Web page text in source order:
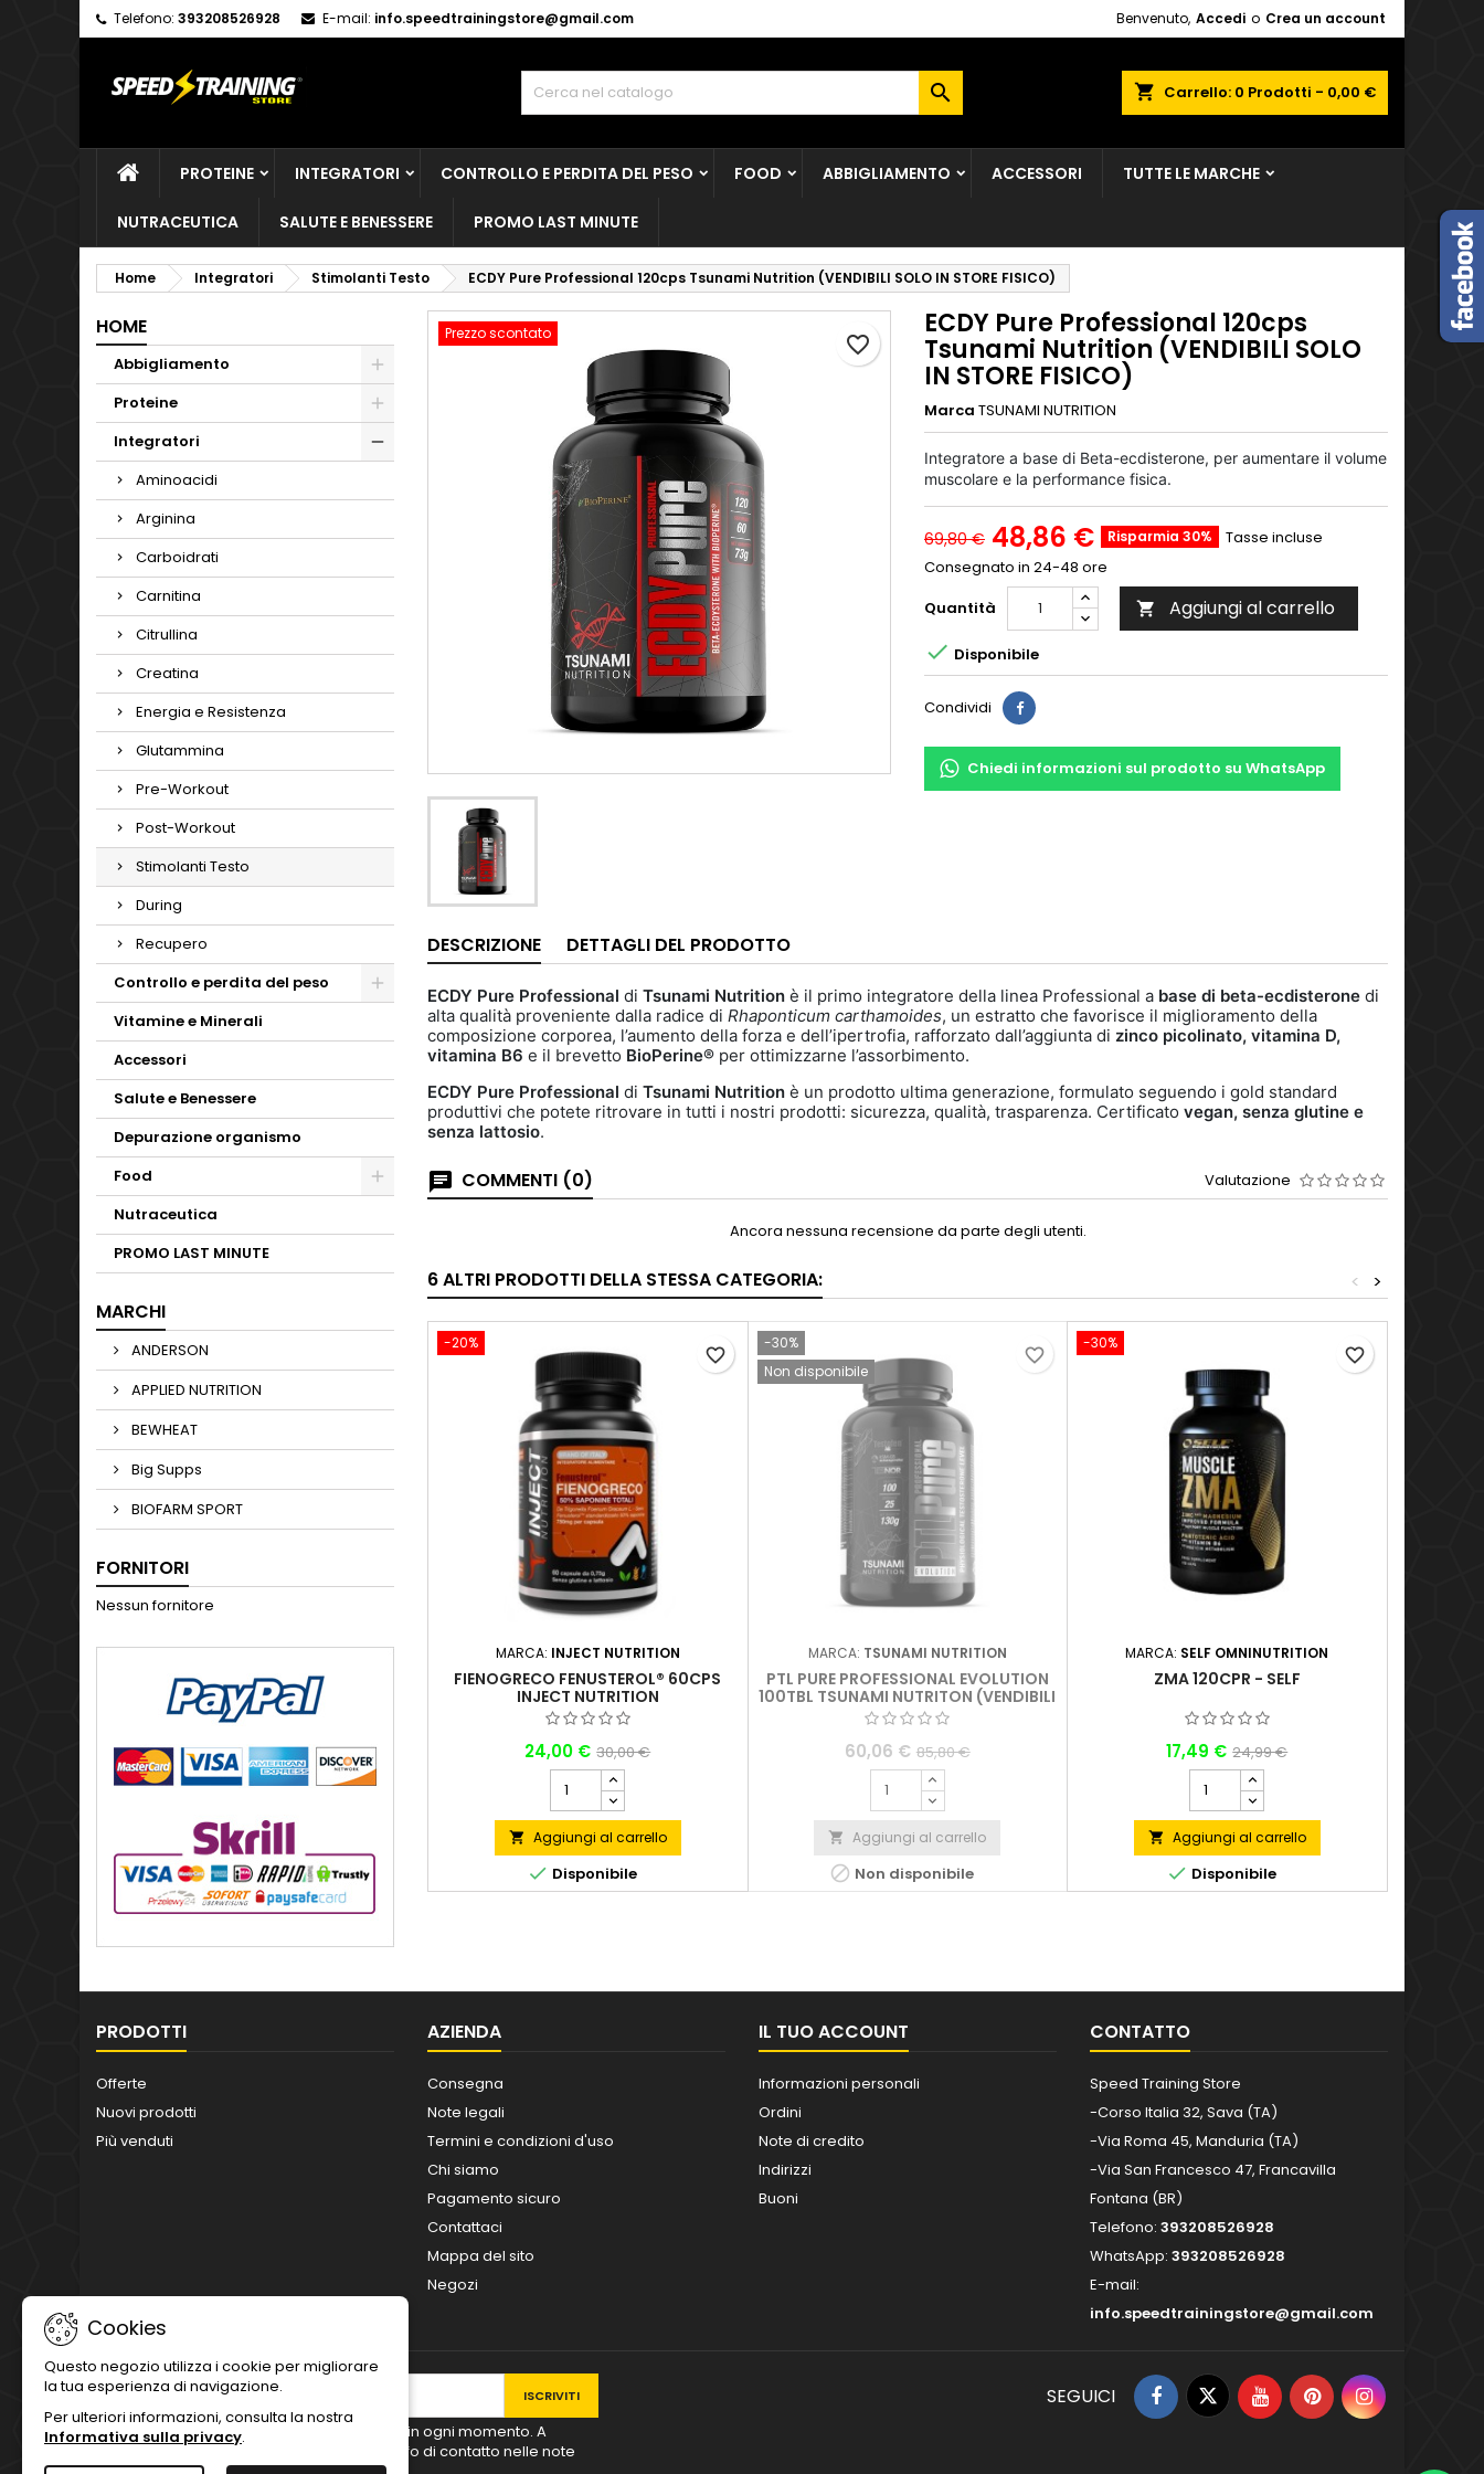
Telefono: 393208526928 E-mail: info.speedtrainingstore@gmail.com Benvenuto, Accedi o Crea un account
shopping_cart Carrello: 0 Prodotti - 0,00 €

PROTEINE INTEGRATORI CONTROLLO E PERDITA DEL PESO FOOD ABBIGLIAMENTO ACCESSORI TUTTE LE MARCHE
NUTRACEUTICA SALUTE E BENESSERE PROMO LAST MINUTE
Home Integratori Stimolanti Testo ECDY Pure Professional 120cps Tsunami Nutrition (VENDIBILI SOLO IN STORE FISICO)
HOME
Abbigliamento
Proteine
Integratori
Aminoacidi
Arginina
Carboidrati
Carnitina
Citrullina
Creatina
Energia e Resistenza
Glutammina
Pre-Workout
Post-Workout
Stimolanti Testo
During
Recupero
Controllo e perdita del peso
Vitamine e Minerali
Accessori
Salute e Benessere
Depurazione organismo
Food
Nutraceutica
PROMO LAST MINUTE
MARCHI
ANDERSON
APPLIED NUTRITION
BEWHEAT
Big Supps
BIOFARM SPORT
FORNITORI
Nessun fornitore
Prezzo scontato ECDY Pure Professional 120cps
Tsunami Nutrition (VENDIBILI SOLO
IN STORE FISICO)
Marca TSUNAMI NUTRITION
Integratore a base di Beta-ecdisterone, per aumentare il volume
muscolare e la performance fisica.
69,80 € 48,86 € Risparmia 30%
Tasse incluse
Consegnato in 24-48 ore
Quantità
 Aggiungi al carrello
favorite_border
 Disponibile
Condividi
Chiedi informazioni sul prodotto su WhatsApp
DESCRIZIONE DETTAGLI DEL PRODOTTO
ECDY Pure Professional di Tsunami Nutrition è il primo integratore della linea Professional a base di beta-ecdisterone di
alta qualità proveniente dalla radice di Rhaponticum carthamoides, un estratto che favorisce il miglioramento della
composizione corporea, l’aumento della forza e dell’ipertrofia, rafforzato dall’aggiunta di zinco picolinato, vitamina D,
vitamina B6 e il brevetto BioPerine® per ottimizzarne l’assorbimento.
ECDY Pure Professional di Tsunami Nutrition è un prodotto ultima generazione, formulato seguendo i gold standard
produttivi che potete ritrovare in tutti i nostri prodotti: sicurezza, qualità, trasparenza. Certificato vegan, senza glutine e
senza lattosio.
COMMENTI (0) Valutazione
Ancora nessuna recensione da parte degli utenti.
6 ALTRI PRODOTTI DELLA STESSA CATEGORIA: >
<
-20%
MARCA: INJECT NUTRITION
FIENOGRECO FENUSTEROL® 60CPS
INJECT NUTRITION
24,00 € 30,00 €
 Aggiungi al carrello
 Disponibile
favorite_border
-30%
Non disponibile
MARCA: TSUNAMI NUTRITION
PTL PURE PROFESSIONAL EVOLUTION
100TBL TSUNAMI NUTRITON (VENDIBILI
SOLO NEGLI STORE)
60,06 € 85,80 €
 Aggiungi al carrello
 Non disponibile
favorite_border
-30%
MARCA: SELF OMNINUTRITION
ZMA 120CPR - SELF
17,49 € 24,99 €
 Aggiungi al carrello
 Disponibile
favorite_border
PRODOTTI
Offerte
Nuovi prodotti
Più venduti
AZIENDA
Consegna
Note legali
Termini e condizioni d'uso
Chi siamo
Pagamento sicuro
Contattaci
Mappa del sito
Negozi
IL TUO ACCOUNT
Informazioni personali
Ordini
Note di credito
Indirizzi
Buoni
CONTATTO
Speed Training Store
-Corso Italia 32, Sava (TA)
-Via Roma 45, Manduria (TA)
-Via San Francesco 47, Francavilla
Fontana (BR)
Telefono: 393208526928
WhatsApp: 393208526928
E-mail:
info.speedtrainingstore@gmail.com
My wishlists
Create new list
Crea lista dei desideri
Accedi
Devi avere effettuato l'accesso per salvare dei prodotti nella tua lista
Cookies
Questo negozio utilizza i cookie per migliorare
la tua esperienza di navigazione.
Per ulteriori informazioni, consulta la nostra
Informativa sulla privacy.
NEWSLETTER
Puoi annullare l'iscrizione in ogni momento. A
questo scopo, cerca le info di contatto nelle note
SEGUICI